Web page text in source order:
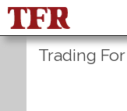
Trading